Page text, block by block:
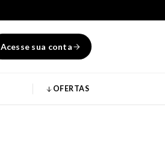
Acesse sua conta
OFERTAS